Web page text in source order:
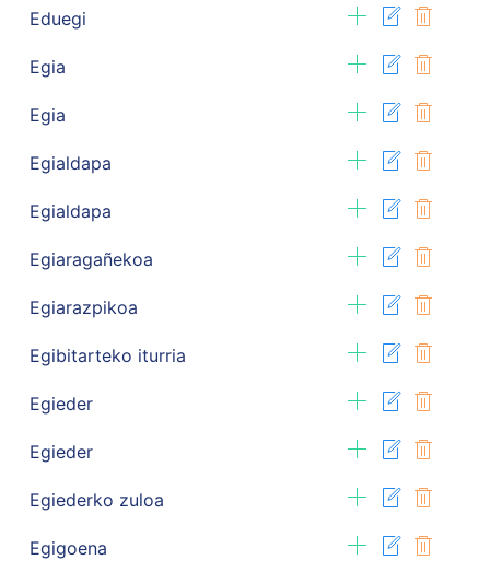
Eduegi
Egia
Egia
Egialdapa
Egialdapa
Egiaragañekoa
Egiarazpikoa
Egibitarteko iturria
Egieder
Egieder
Egiederko zuloa
Egigoena